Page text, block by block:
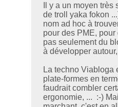
Il y a un moyen
de troll yaka fokon
nom ad hoc à
pour des PME,
pas seulement du
à développer
La techno Viabloga
plate-formes en
faudrait combler
ergonomie, ... :-)